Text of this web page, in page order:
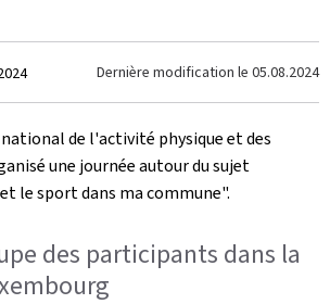
Dernière modification le 05.08.2024
de l'activité physique et des
une journée autour du sujet
le sport dans ma commune".
des participants dans la